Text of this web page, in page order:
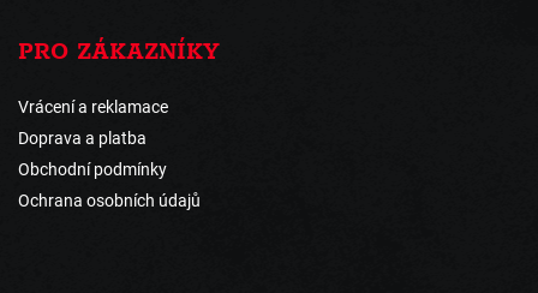
PRO ZÁKAZNÍKY
Vrácení a reklamace
Doprava a platba
Obchodní podmínky
Ochrana osobních údajů